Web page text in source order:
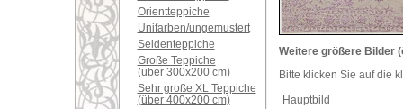
Orientteppiche
Unifarben/ungemustert
Seidenteppiche
Große Teppiche
(über 300x200 cm)
Sehr große XL Teppiche
(über 400x200 cm)
Weitere größere Bilder
Bitte klicken Sie auf die
Hauptbild